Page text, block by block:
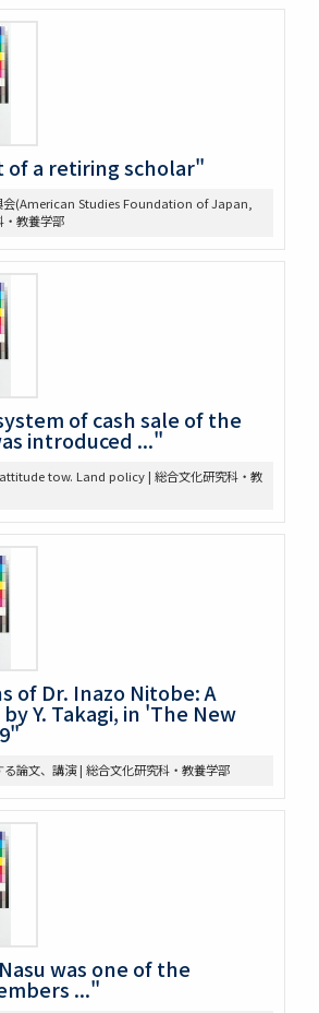
Law Lemieux Agree’t &
in the west]
attitude tow. Land policy
メモ
Stud. 35
History, Prof. McIlwain
、新渡戸奨学資金
命の政治思想、基本的人権
革新主義)
(economic revolution)
W)
題)
(参政権)
A.関係
護など
ナー
係
寄稿論文原稿
発達史概説」翻訳の件
関係
of a retiring scholar"
会(American Studies Foundation of Japan,
・教養学部
of cash sale of the
introduced ..."
attitude tow. Land policy | 総合文化研究科・教
of Dr. Inazo Nitobe: A
Y. Takagi, in 'The New
論文、講演 | 総合文化研究科・教養学部
was one of the
..."